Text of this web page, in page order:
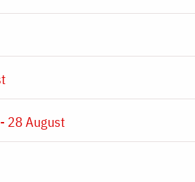
- 28 August